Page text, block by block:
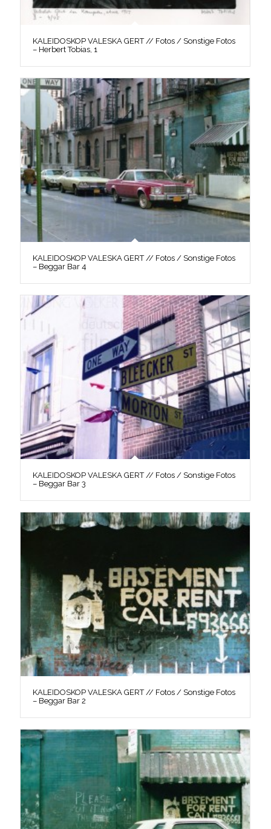
KALEIDOSKOP VALESKA GERT // Fotos / Sonstige Fotos
– Herbert Tobias, 1
KALEIDOSKOP VALESKA GERT // Fotos / Sonstige Fotos
– Beggar Bar 4
KALEIDOSKOP VALESKA GERT // Fotos / Sonstige Fotos
– Beggar Bar 3
KALEIDOSKOP VALESKA GERT // Fotos / Sonstige Fotos
– Beggar Bar 2